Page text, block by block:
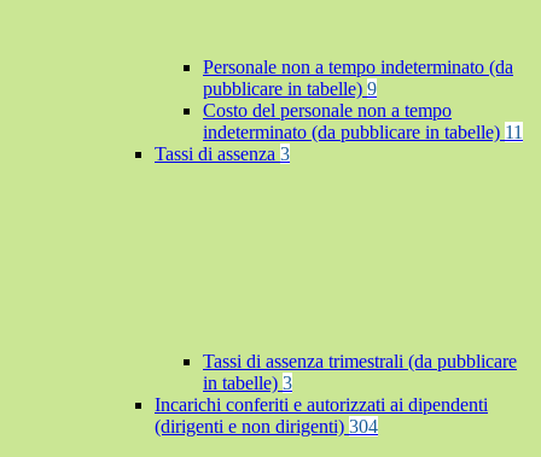
Personale non a tempo indeterminato (da
pubblicare in tabelle) 9
Costo del personale non a tempo
indeterminato (da pubblicare in tabelle) 11
Tassi di assenza 3
Tassi di assenza trimestrali (da pubblicare
in tabelle) 3
Incarichi conferiti e autorizzati ai dipendenti
(dirigenti e non dirigenti) 304